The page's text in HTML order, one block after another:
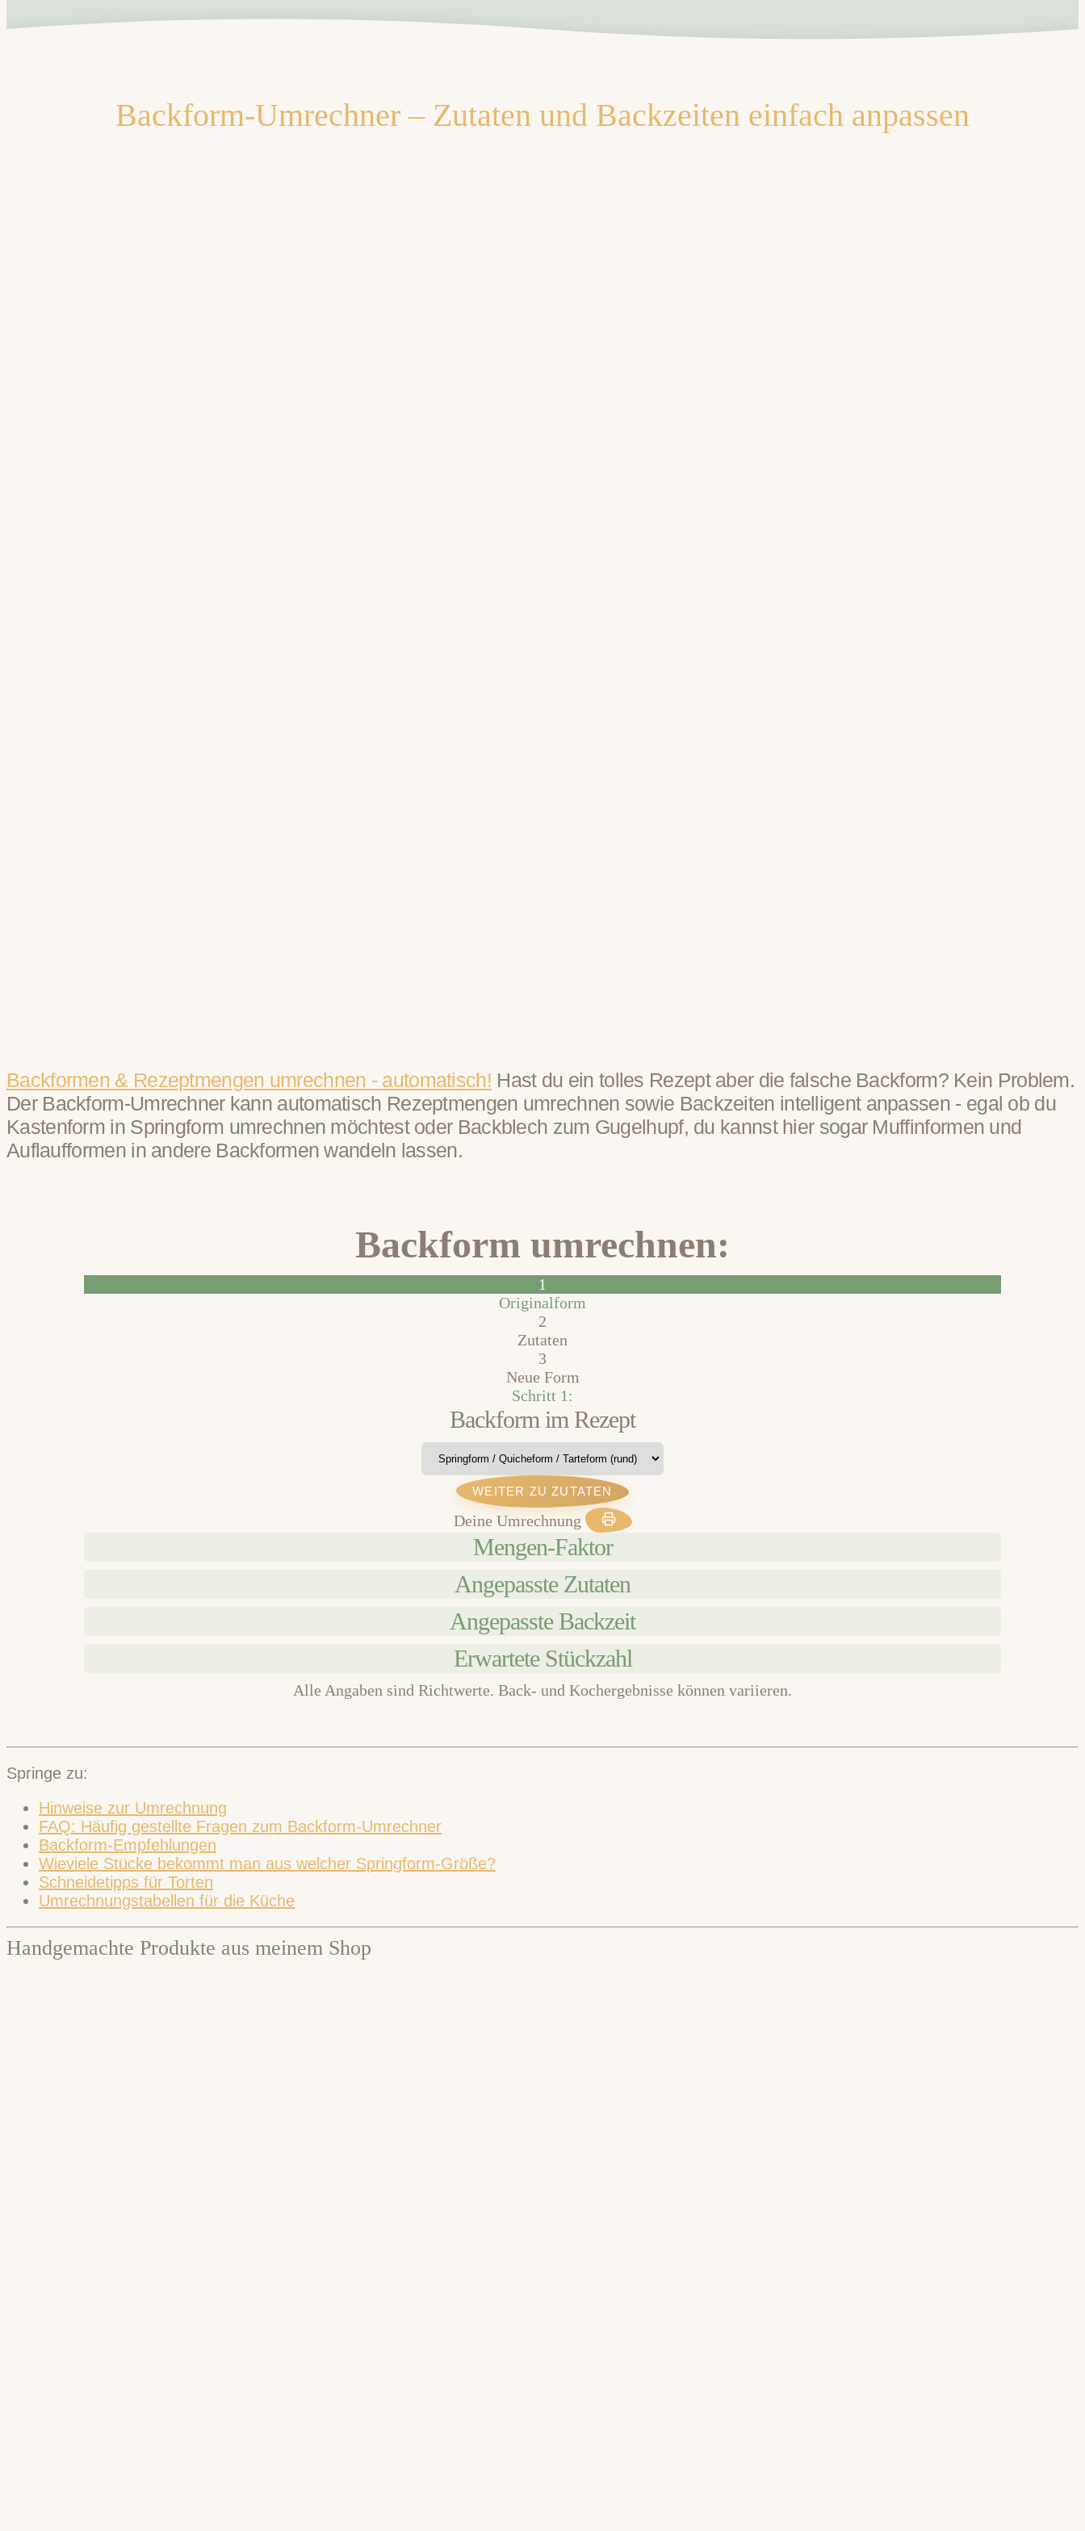
Backform-Umrechner – Zutaten und Backzeiten einfach anpassen
Backformen & Rezeptmengen umrechnen - automatisch! Hast du ein tolles Rezept aber die falsche Backform? Kein Problem.
Der Backform-Umrechner kann automatisch Rezeptmengen umrechnen sowie Backzeiten intelligent anpassen - egal ob du
Kastenform in Springform umrechnen möchtest oder Backblech zum Gugelhupf, du kannst hier sogar Muffinformen und
Auflaufformen in andere Backformen wandeln lassen.
Backform umrechnen:
1
Originalform
2
Zutaten
3
Neue Form
Schritt 1:
Backform im Rezept
WEITER ZU ZUTATEN
Deine Umrechnung
Mengen-Faktor
Angepasste Zutaten
Angepasste Backzeit
Erwartete Stückzahl
Alle Angaben sind Richtwerte. Back- und Kochergebnisse können variieren.
Springe zu:
Hinweise zur Umrechnung
FAQ: Häufig gestellte Fragen zum Backform-Umrechner
Backform-Empfehlungen
Wieviele Stücke bekommt man aus welcher Springform-Größe?
Schneidetipps für Torten
Umrechnungstabellen für die Küche
Handgemachte Produkte aus meinem Shop